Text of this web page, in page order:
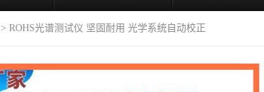
> ROHS光谱测试仪 坚固耐用 光学系统自动校正